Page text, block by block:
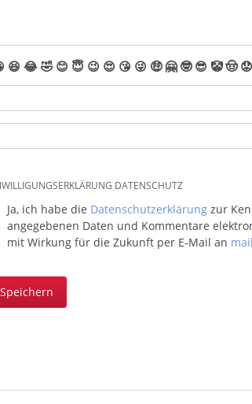
😆 😂🤣 😊 😇 😉 😍 😘 😜 🤑 🤗 🤓 😎 🤡🤠 😟
DATENSCHUTZ
Ja, ich habe die Datenschutzerklärungzur
angegebenen Daten und Kommentare
mit Wirkung für die Zukunft per E-Mail an
Speichern